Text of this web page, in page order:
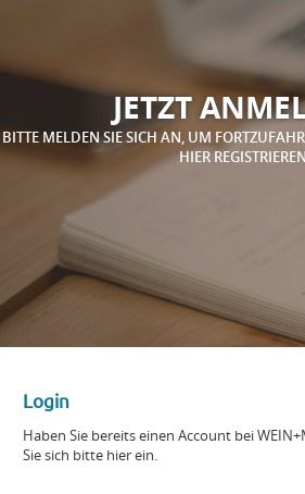
JETZT
BITTE MELDEN SIE SICH AN, UM
HIER REGISTRIEREN
Login
Haben Sie bereits einen Account bei
Sie sich bitte hier ein.